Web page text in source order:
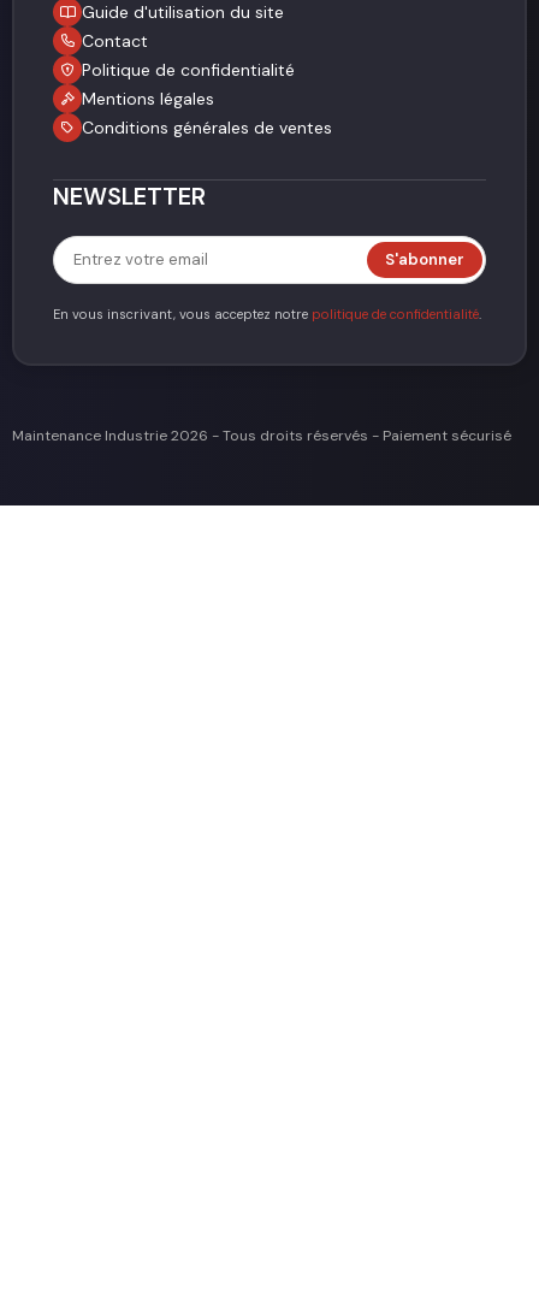
Guide d'utilisation du site
Contact
Politique de confidentialité
Mentions légales
Conditions générales de ventes
NEWSLETTER
En vous inscrivant, vous acceptez notre politique de confidentialité.
Maintenance Industrie 2026 - Tous droits réservés - Paiement sécurisé